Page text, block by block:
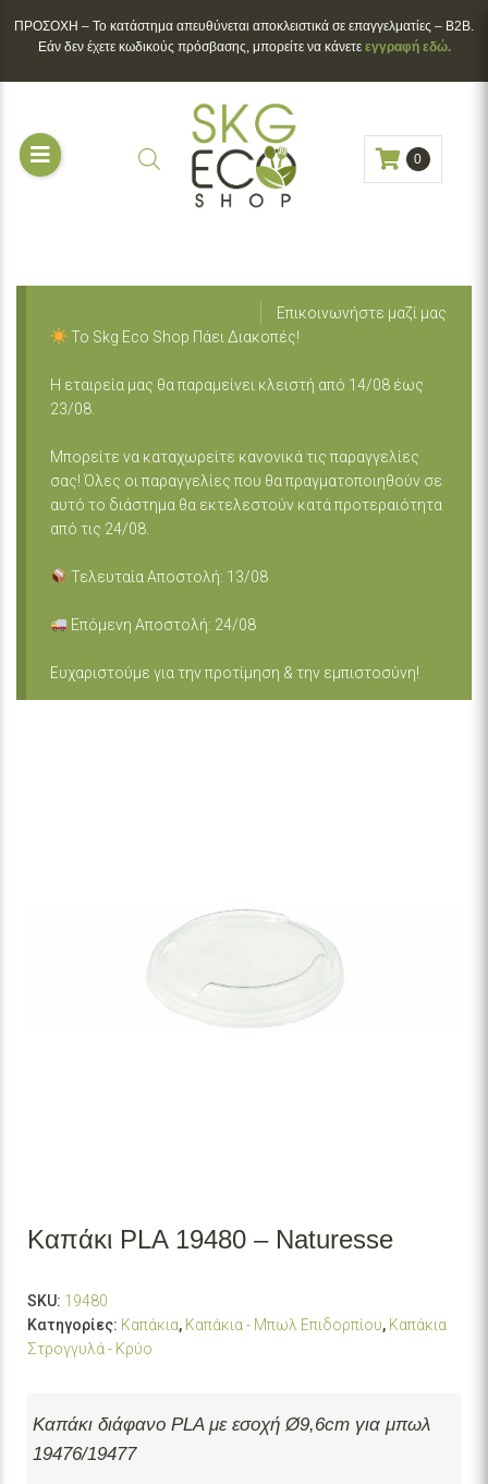
ΠΡΟΣΟΧΗ – To κατάστημα απευθύνεται αποκλειστικά σε επαγγελματίες – B2B.
Εάν δεν έχετε κωδικούς πρόσβασης, μπορείτε να κάνετε εγγραφή εδώ.
0
Επικοινωνήστε μαζί μας
Το Skg Eco Shop Πάει Διακοπές!
Η εταιρεία μας θα παραμείνει κλειστή από 14/08 έως
23/08.
Μπορείτε να καταχωρείτε κανονικά τις παραγγελίες
σας! Όλες οι παραγγελίες που θα πραγματοποιηθούν σε
αυτό το διάστημα θα εκτελεστούν κατά προτεραιότητα
από τις 24/08.
Τελευταία Αποστολή: 13/08
Επόμενη Αποστολή: 24/08
Ευχαριστούμε για την προτίμηση & την εμπιστοσύνη!
Καπάκι PLA 19480 – Naturesse
SKU: 19480
Κατηγορίες: Καπάκια, Καπάκια - Μπωλ Επιδορπίου, Καπάκια
Στρογγυλά - Κρύο
Καπάκι διάφανο PLA με εσοχή Ø9,6cm για μπωλ
19476/19477